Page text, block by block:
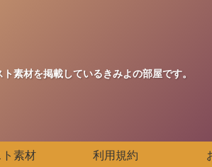
素材を掲載しているきみよの部屋です。
素材 利用規約